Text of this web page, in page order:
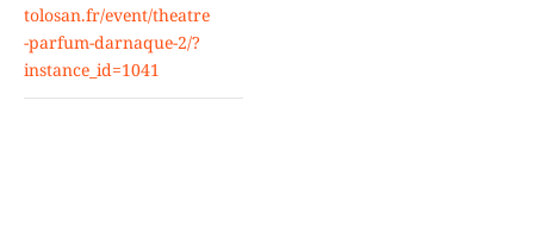
tolosan.fr/event/theatre
-parfum-darnaque-2/?
instance_id=1041